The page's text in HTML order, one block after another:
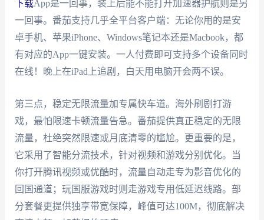
下载App是一回事，装上后能不能打开加速器护航则是另
一回事。番茄支持几乎全平台客户端：无论你用的是安
卓手机、苹果iPhone、Windows笔记本还是Macbook，都
有对应的App一键安装。一人付费即可支持多个设备同时
在线！晚上在iPad上追剧，白天用电脑开会两不误。
第三点，稳定无限流量加专属快车道。海外刷剧打游
戏，最怕限速卡顿流量告急。番茄提供真正稳定的无限
流量，杜绝突然限速或月底清零的尴尬。更重要的是，
它采用了智能分流技术，针对视频和游戏分别优化。当
你打开腾讯视频或优酷时，流量自动走专为影音优化的
回国通道；玩国服游戏时则走游戏专用低延迟线路。部
分套餐更提供独享带宽保障，峰值可达100M，彻底解决